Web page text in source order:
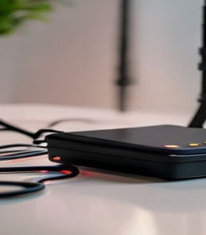
Zadejte prosím Vaše
bude v
Telefon